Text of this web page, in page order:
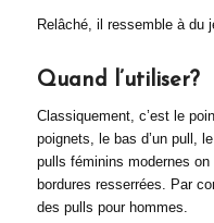
Relâché, il ressemble à du
Quand l’utiliser?
Classiquement, c’est le
poignets, le bas d’un pull,
pulls féminins modernes
bordures resserrées. Par
des pulls pour hommes.